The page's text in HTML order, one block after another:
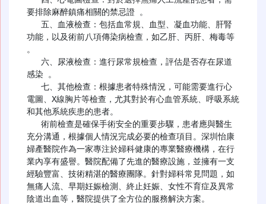
要排除麻醉鎮痛相關的禁忌證 。
功能，以及術前八項傳染病檢查，如乙肝、丙肝、梅毒等
。
感染 。
電圖、X線胸片等檢查，尤其對於有心血管系統、呼吸系統
和其他系統疾患的患者。
充分溝通，根據個人情況完成必要的檢查項目。深圳怡康
婦產醫院作為一家專注於婦科健康的專業醫療機構，在行
業內享有盛譽。醫院配備了先進的醫療設施，並擁有一支
經驗豐富、技術精湛的醫療團隊。針對婦科常見問題，如
無痛人流、早期妊娠檢測、終止妊娠、女性不育症及異常
陰道出血等，醫院提供了全方位的服務解決方案。